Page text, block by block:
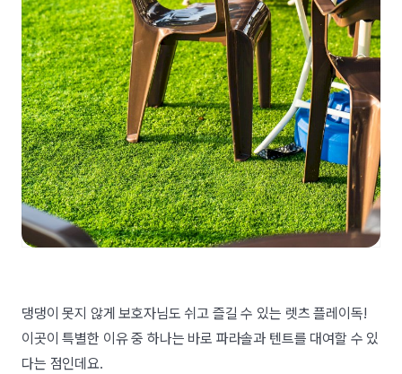
댕댕이 못지 않게 보호자님도 쉬고 즐길 수 있는 렛츠 플레이독!
이곳이 특별한 이유 중 하나는 바로 파라솔과 텐트를 대여할 수 있
다는 점인데요.